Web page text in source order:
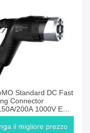
Standard DC Fast
Connector
200A 1000V EV
monofase con
5 metri
il migliore prezzo